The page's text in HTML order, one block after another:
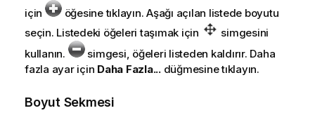
için
öğesine tıklayın. Aşağı açılan listede boyutu
seçin. Listedeki öğeleri taşımak için
simgesini
kullanın.
simgesi, öğeleri listeden kaldırır. Daha
fazla ayar için Daha Fazla...düğmesine tıklayın.
Boyut Sekmesi